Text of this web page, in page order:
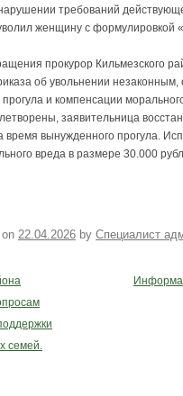
требований
женщину с формулировкой
прокурор Кильмезского
об увольнении незаконным,
и компенсации
заявительница
время вынужденного прогула.
вреда в размере 30.000
on 22.04.2026 by Специалист
семей.